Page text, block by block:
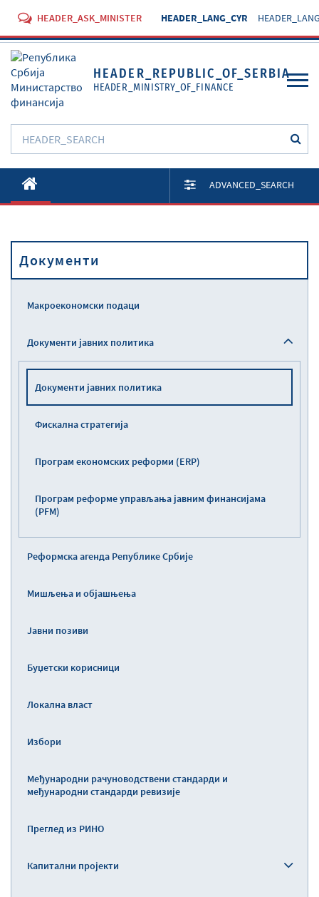
HEADER_ASK_MINISTER HEADER_LANG_CYR
HEADER_REPUBLIC_OF_SERBIA
HEADER_MINISTRY_OF_FINANCE
O Министарству
Активности
Прописи
ADVANCED_SEARCH
Документи
Макроекономски подаци
Документи јавних политика
Документи јавних политика
Фискална стратегија
Програм економских реформи (ERP)
Програм реформе управљања јавним финансијама
(PFM)
Реформска агенда Републике Србије
Мишљења и објашњења
Јавни позиви
Буџетски корисници
Локална власт
Избори
Међународни рачуноводствени стандарди и
међународни стандарди ревизије
Преглед из РИНО
Капитални пројекти